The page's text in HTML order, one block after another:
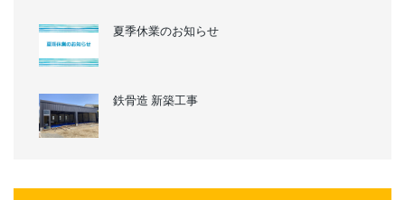
夏季休業のお知らせ
鉄骨造 新築工事